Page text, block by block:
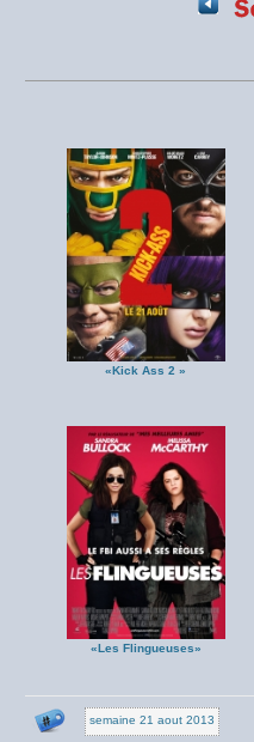
«Kick Ass 2 »
«Les Flingueuses»
semaine 21 aout 2013